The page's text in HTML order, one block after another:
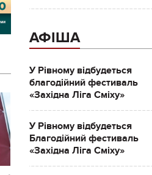
АФІША
У Рівному відбудеться
благодійний фестиваль
«Західна Ліга Сміху»
У Рівному відбудеться
Благодійний фестиваль
«Західна Ліга Сміху»